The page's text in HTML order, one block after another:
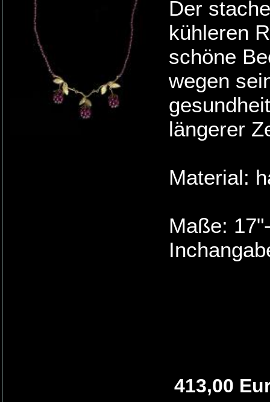
Der
kühleren
schöne
wegen
längerer
Material:
Maße:
413,00